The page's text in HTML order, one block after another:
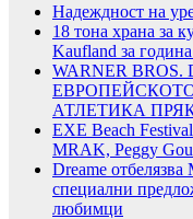
Надеждност на
18 тона храна за
Kaufland за
WARNER
АТЛЕТИКА
EXE Beach
MRAK, Peggy Gou
Dreame
специални
любимци